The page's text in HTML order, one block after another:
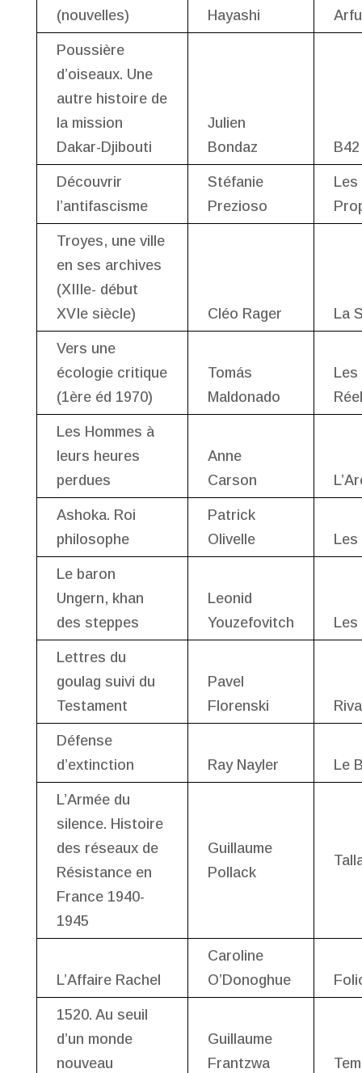
(nouvelles)
Hayashi
Poussière
d’oiseaux. Une
autre histoire de
la mission
Dakar-Djibouti
Julien
Bondaz
B42
Découvrir
l’antifascisme
Stéfanie
Prezioso
Les
Troyes, une ville
en ses archives
(XIIIe- début
XVIe siècle)
Cléo Rager La
Vers une
écologie critique
(1ère éd 1970)
Tomás
Maldonado
Les
Réel
Les Hommes à
leurs heures
perdues
Anne
Carson
Ashoka. Roi
philosophe
Patrick
Olivelle
Le baron
Ungern, khan
des steppes
Leonid
Youzefovitch
Lettres du
goulag suivi du
Testament
Pavel
Florenski
Défense
d’extinction
Ray Nayler Le
L’Armée du
silence. Histoire
des réseaux de
Résistance en
France 1940-
1945
Guillaume
Pollack
L’Affaire Rachel
Caroline
O’Donoghue
1520. Au seuil
d’un monde
nouveau
Guillaume
Frantzwa